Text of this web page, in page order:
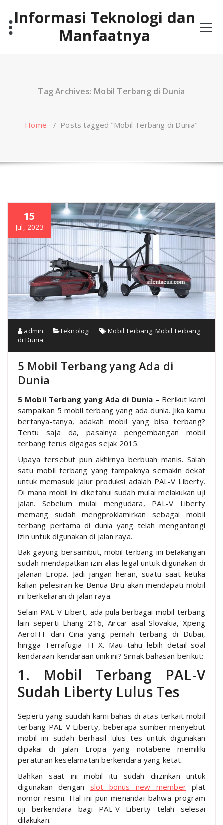
contentInformasi Teknologi dan
Manfaatnya
Tag Archives: Mobil Terbang di Dunia
Home / Posts tagged "Mobil Terbang di Dunia"
15
Jul, 2023
admin Teknologi Mobil Terbang,Mobil Terbang
di Dunia
5 Mobil Terbang yang Ada di
Dunia
5 Mobil Terbang yang Ada di Dunia – Berikut kami
sampaikan 5 mobil terbang yang ada dunia. Jika kamu
bertanya-tanya, adakah mobil yang bisa terbang?
Tentu saja da, pasalnya pengembangan mobil
terbang terus digagas sejak 2015.
Upaya tersebut pun akhirnya berbuah manis. Salah
satu mobil terbang yang tampaknya semakin dekat
untuk memasuki jalur produksi adalah PAL-V Liberty.
Di mana mobil ini diketahui sudah mulai melakukan uji
jalan. Sebelum mulai mengudara, PAL-V Liberty
memang sudah mengproklamirkan sebagai mobil
terbang pertama di dunia yang telah mengantongi
izin untuk digunakan di jalan raya.
Bak gayung bersambut, mobil terbang ini belakangan
sudah mendapatkan izin alias legal untuk digunakan di
jalanan Eropa. Jadi jangan heran, suatu saat ketika
kalian pelesiran ke Benua Biru akan mendapati mobil
ini berkeliaran di jalan raya.
Selain PAL-V Libert, ada pula berbagai mobil terbang
lain seperti Ehang 216, Aircar asal Slovakia, Xpeng
AeroHT dari Cina yang pernah terbang di Dubai,
hingga Terrafugia TF-X. Mau tahu lebih detail soal
kendaraan-kendaraan unik ini? Simak bahasan berikut:
1. Mobil Terbang PAL-V
Sudah Liberty Lulus Tes
Seperti yang suudah kami bahas di atas terkait mobil
terbang PAL-V Liberty, beberapa sumber menyebut
mobil ini sudah berhasil lulus tes untuk digunakan
dipakai di jalan Eropa yang notabene memiliki
peraturan keselamatan berkendara yang ketat.
Bahkan saat ini mobil itu sudah diizinkan untuk
digunakan dengan slot bonus new memberplat
nomor resmi. Hal ini pun menandai bahwa program
uji berkendara bagi PAL-V Liberty telah selesai
dilakukan.